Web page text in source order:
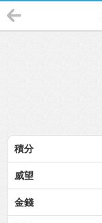
積分
威望
金錢